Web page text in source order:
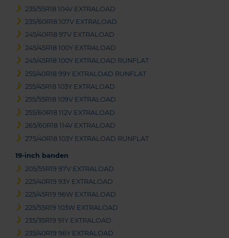
235/55R18 104V EXTRALOAD
235/60R18 107V EXTRALOAD
245/40R18 97V EXTRALOAD
245/45R18 100Y EXTRALOAD
245/45R18 100Y EXTRALOAD RUNFLAT
255/40R18 99Y EXTRALOAD RUNFLAT
255/45R18 103Y EXTRALOAD
255/55R18 109V EXTRALOAD
255/60R18 112V EXTRALOAD
265/60R18 114V EXTRALOAD
275/40R18 103Y EXTRALOAD RUNFLAT
19-inch banden
205/55R19 97V EXTRALOAD
225/40R19 93Y EXTRALOAD
225/45R19 96W EXTRALOAD
225/55R19 103W EXTRALOAD
235/35R19 91Y EXTRALOAD
235/40R19 96Y EXTRALOAD